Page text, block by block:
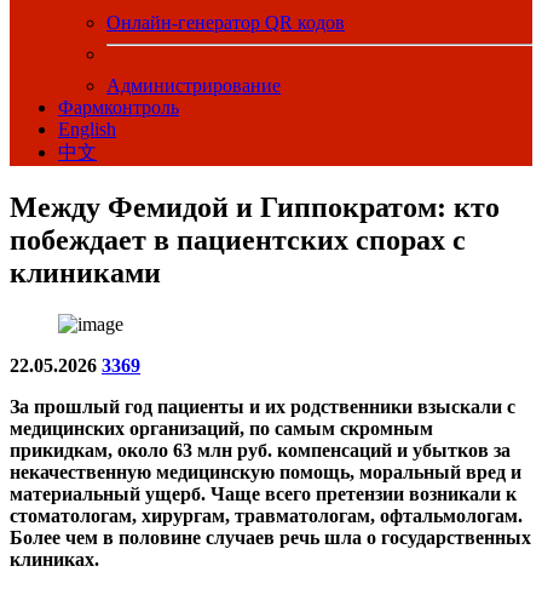
Онлайн-генератор QR кодов
Администрирование
Фармконтроль
English
中文
Между Фемидой и Гиппократом: кто
побеждает в пациентских спорах с
клиниками
22.05.2026 3369
За прошлый год пациенты и их родственники взыскали с
медицинских организаций, по самым скромным
прикидкам, около 63 млн руб. компенсаций и убытков за
некачественную медицинскую помощь, моральный вред и
материальный ущерб. Чаще всего претензии возникали к
стоматологам, хирургам, травматологам, офтальмологам.
Более чем в половине случаев речь шла о государственных
клиниках.